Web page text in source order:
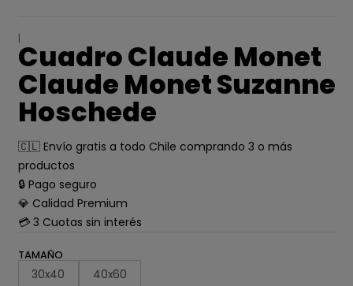
|
Cuadro Claude Monet
Claude Monet Suzanne
Hoschede
🇨🇱 Envío gratis a todo Chile comprando 3 o más
productos
🔒 Pago seguro
💎 Calidad Premium
💳 3 Cuotas sin interés
TAMAÑO
30x40 40x60